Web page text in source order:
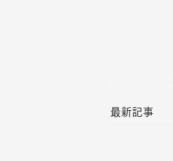
最新記事